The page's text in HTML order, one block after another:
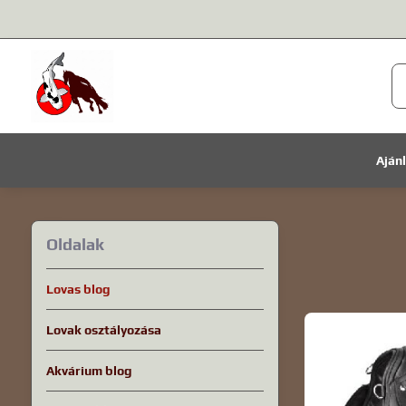
Oldalak
Lovas blog
Lovak osztályozása
Akvárium blog